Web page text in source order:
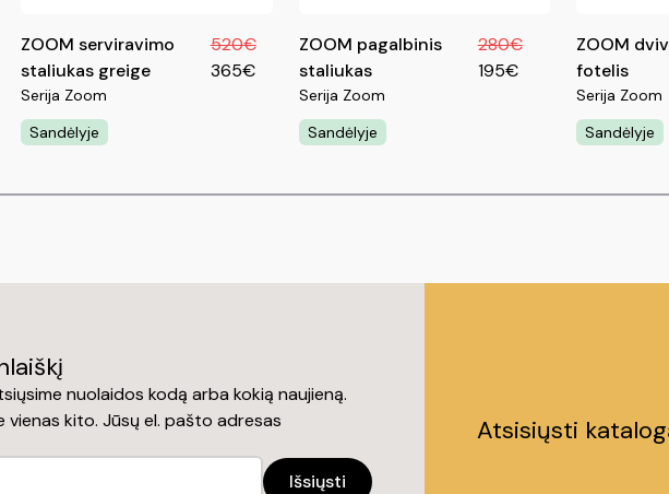
ZOOM serviravimo
staliukas greige
520€
365€
Serija Zoom
Sandėlyje
ZOOM pagalbinis
staliukas
280€
195€
Serija Zoom
Sandėlyje
ZOOM
fotelis
Serija Zoom
Sandėlyje
nuolaidos kodą arba kokią naujieną.
vienas kito. Jūsų el. pašto adresas
Atsisiųsti